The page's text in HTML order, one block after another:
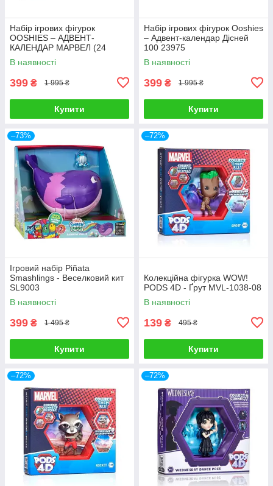
Набір ігрових фігурок
OOSHIES – АДВЕНТ-
КАЛЕНДАР МАРВЕЛ (24
фігурки) 23296
В наявності
399 ₴ 1 995 ₴
Купити
Набір ігрових фігурок Oоshies
– Адвент-календар Дісней
100 23975
В наявності
399 ₴ 1 995 ₴
Купити
–73%
Ігровий набір Piñata
Smashlings - Веселковий кит
SL9003
В наявності
399 ₴ 1 495 ₴
Купити
–72%
Колекційна фігурка WOW!
PODS 4D - Ґрут MVL-1038-08
В наявності
139 ₴ 495 ₴
Купити
–72% –72%